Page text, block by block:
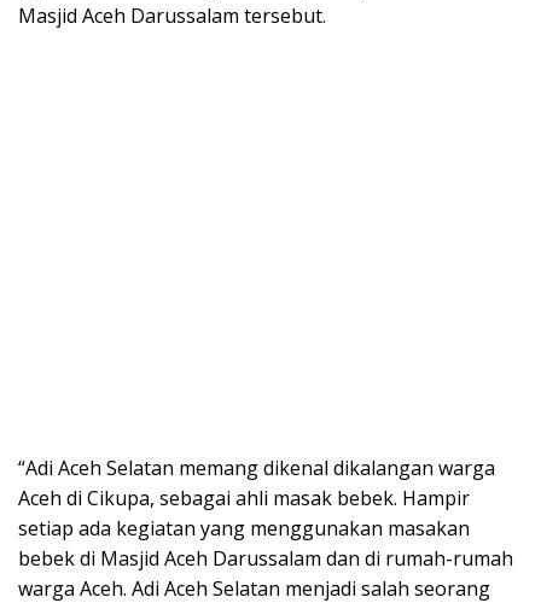
Masjid Aceh Darussalam tersebut.
“Adi Aceh Selatan memang dikenal dikalangan warga
Aceh di Cikupa, sebagai ahli masak bebek. Hampir
setiap ada kegiatan yang menggunakan masakan
bebek di Masjid Aceh Darussalam dan di rumah-rumah
warga Aceh. Adi Aceh Selatan menjadi salah seorang